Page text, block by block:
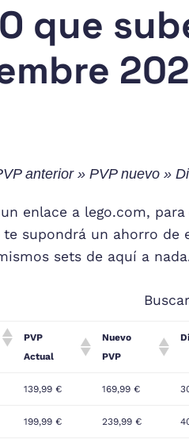
que
anterior » PVP nuevo »
enlace a lego.com,
supondrá un ahorro de
sets de aquí a
PVP
Actual
Nuevo
PVP
139,99 € 169,99 €
199,99 € 239,99 €